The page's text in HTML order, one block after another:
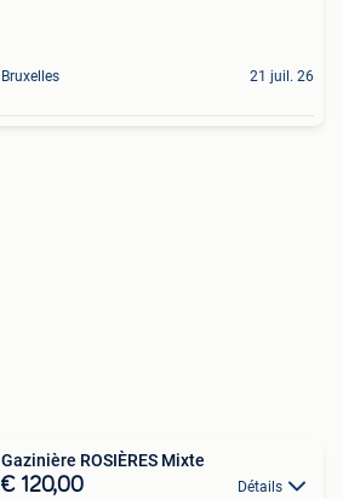
Bruxelles 21 juil. 26
Gazinière ROSIÈRES Mixte
€ 120,00 Détails